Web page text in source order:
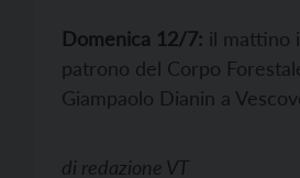
Domenica 12/7: il mattino
patrono del Corpo
Giampaolo Dianin a
di redazione VT